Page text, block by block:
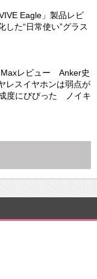
Eagle」製品レビ
た“日常使い”グラス
レビュー Anker史
レスイヤホンは弱点が
度にびびった ノイキ